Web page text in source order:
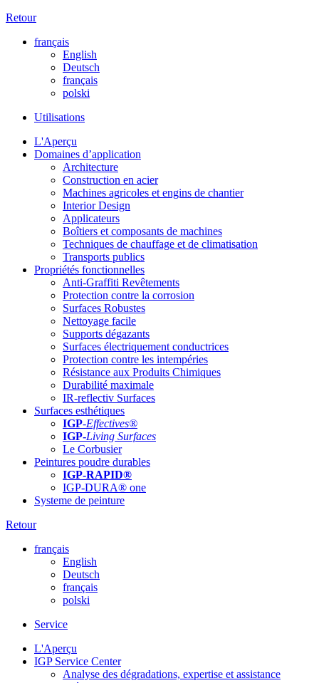
Retour
français
English
Deutsch
français
polski
Utilisations
L'Aperçu
Domaines d’application
Architecture
Construction en acier
Machines agricoles et engins de chantier
Interior Design
Applicateurs
Boîtiers et composants de machines
Techniques de chauffage et de climatisation
Transports publics
Propriétés fonctionnelles
Anti-Graffiti Revêtements
Protection contre la corrosion
Surfaces Robustes
Nettoyage facile
Supports dégazants
Surfaces électriquement conductrices
Protection contre les intempéries
Résistance aux Produits Chimiques
Durabilité maximale
IR-reflectiv Surfaces
Surfaces esthétiques
IGP-Effectives®
IGP-Living Surfaces
Le Corbusier
Peintures poudre durables
IGP-RAPID®
IGP-DURA® one
Systeme de peinture
Retour
français
English
Deutsch
français
polski
Service
L'Aperçu
IGP Service Center
Analyse des dégradations, expertise et assistance